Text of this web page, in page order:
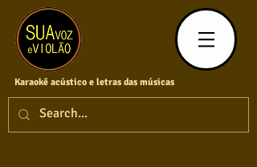
Karaokê acústico e letras das músicas